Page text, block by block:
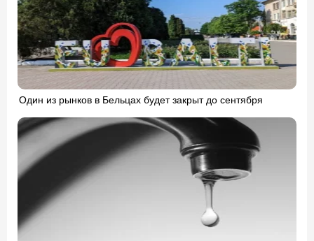
Один из рынков в Бельцах будет закрыт до сентября